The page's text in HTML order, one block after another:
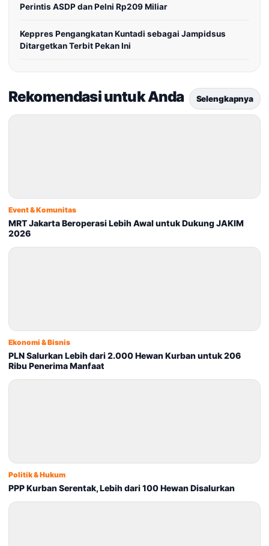
Perintis ASDP dan Pelni Rp209 Miliar
Keppres Pengangkatan Kuntadi sebagai Jampidsus
Ditargetkan Terbit Pekan Ini
Rekomendasi untuk Anda Selengkapnya
Event & Komunitas
MRT Jakarta Beroperasi Lebih Awal untuk Dukung JAKIM
2026
Ekonomi & Bisnis
PLN Salurkan Lebih dari 2.000 Hewan Kurban untuk 206
Ribu Penerima Manfaat
Politik & Hukum
PPP Kurban Serentak, Lebih dari 100 Hewan Disalurkan